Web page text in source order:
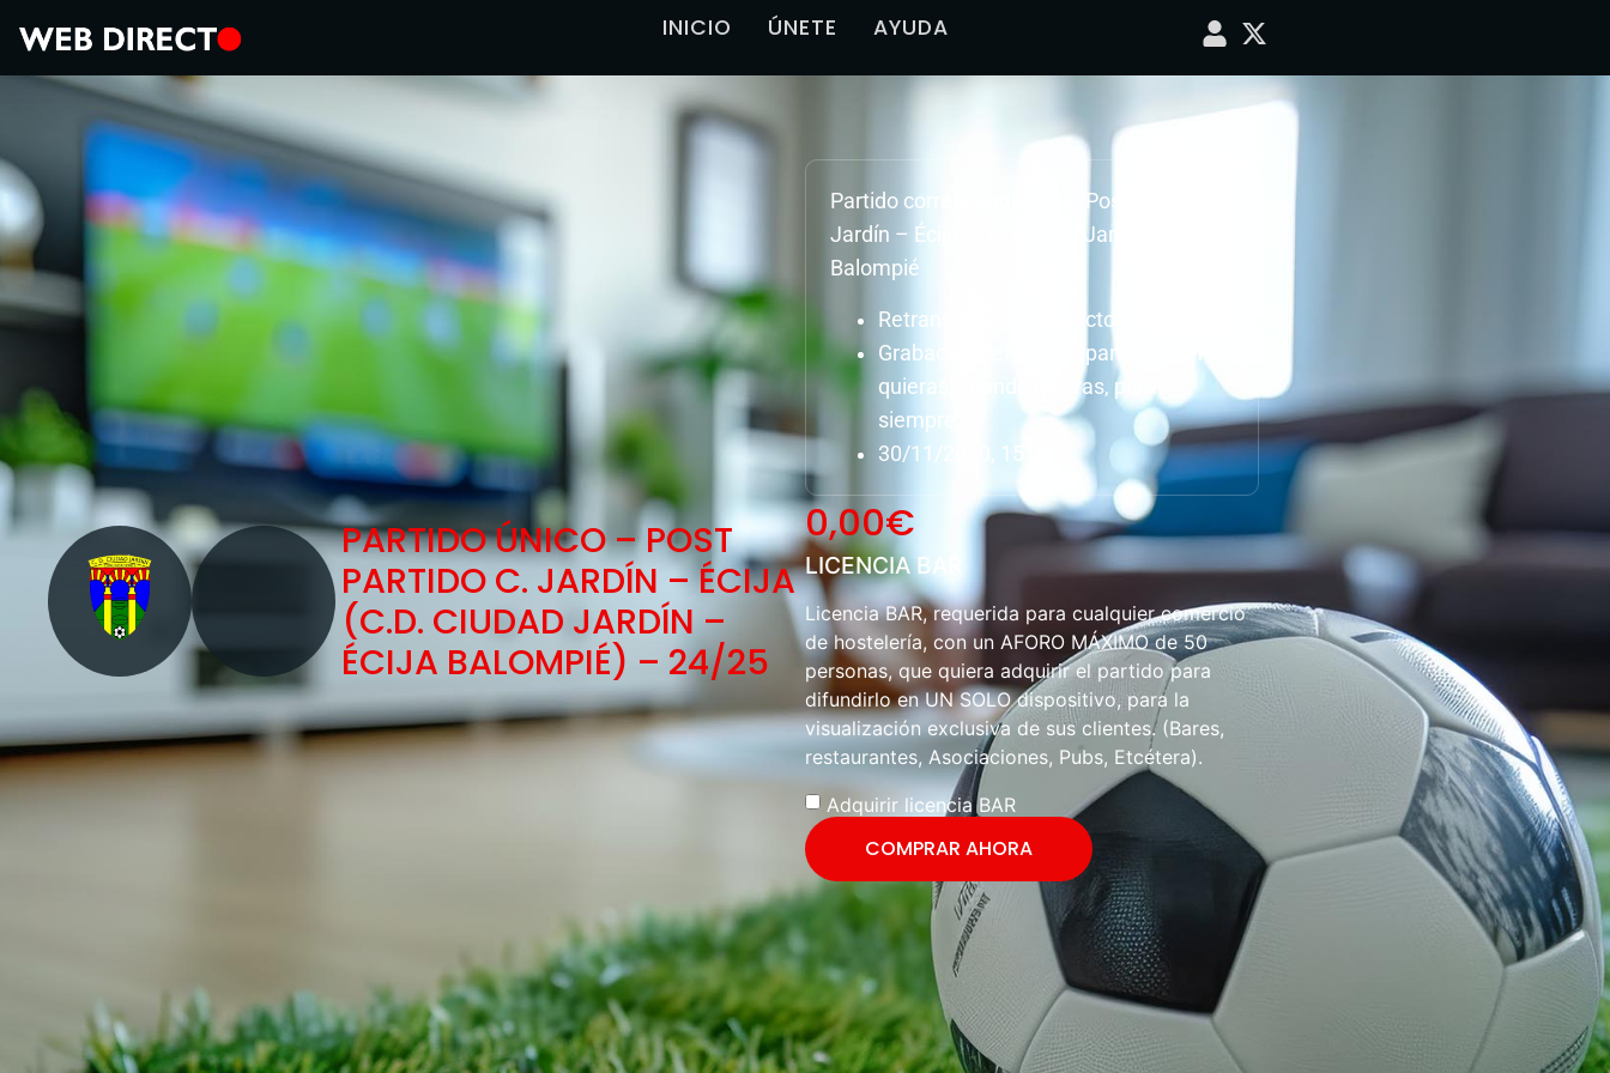
INICIO ÚNETE AYUDA
PARTIDO ÚNICO – POST
PARTIDO C. JARDÍN – ÉCIJA
(C.D. CIUDAD JARDÍN –
ÉCIJA BALOMPIÉ) – 24/25
Partido correspondiente a: Post partido C.
Jardín – Écija, C.D. Ciudad Jardín – Écija
Balompié
Retransmisión en directo.
Grabación del partido para ver como
quieras, cuando quieras, para
siempre.
30/11/2020, 15:00 H
0,00€
LICENCIA BAR
Licencia BAR, requerida para cualquier comercio
de hostelería, con un AFORO MÁXIMO de 50
personas, que quiera adquirir el partido para
difundirlo en UN SOLO dispositivo, para la
visualización exclusiva de sus clientes. (Bares,
restaurantes, Asociaciones, Pubs, Etcétera).
Adquirir licencia BAR
COMPRAR AHORA